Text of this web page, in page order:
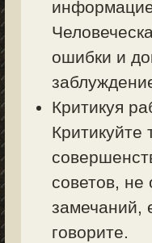
ошибки и
Критикуя
Критикуйте
советов, не
замечаний,
говорите.